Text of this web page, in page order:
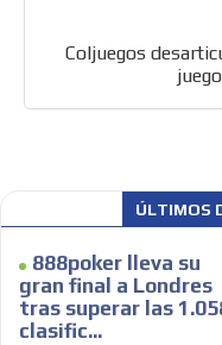
Coljuegos
ÚLTIMOS
888poker lleva su
gran final a Londres
tras superar las
clasific...